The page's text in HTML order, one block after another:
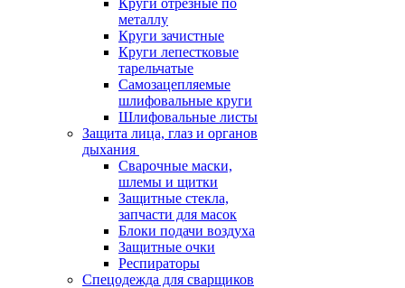
Круги отрезные по
металлу
Круги зачистные
Круги лепестковые
тарельчатые
Самозацепляемые
шлифовальные круги
Шлифовальные листы
Защита лица, глаз и органов
дыхания
Сварочные маски,
шлемы и щитки
Защитные стекла,
запчасти для масок
Блоки подачи воздуха
Защитные очки
Респираторы
Спецодежда для сварщиков